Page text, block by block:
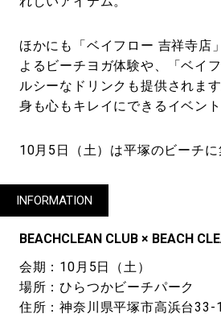
ほかにも「ベイフロー 吉祥寺店
よるビーチヨガ体験や、「ベイ
ルシーなドリンクも提供されま
身も心もキレイにできるイベント
10月5日（土）は平塚のビーチに
INFORMATION
BEACHCLEAN CLUB × BEACH
会期：10月5日（土）
場所：ひらつかビーチパーク
住所：神奈川県平塚市高浜台33-1